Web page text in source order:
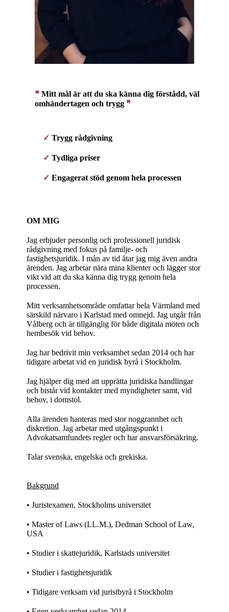
OM MIG
Jag erbjuder personlig och professionell juridisk
rådgivning med fokus på familje- och
fastighetsjuridik. I mån av tid åtar jag mig även andra
ärenden. Jag arbetar nära mina klienter och lägger stor
vikt vid att du ska känna dig trygg genom hela
processen.
Mitt verksamhetsområde omfattar hela Värmland med
särskild närvaro i Karlstad med omnejd. Jag utgår från
Vålberg och är tillgänglig för både digitala möten och
hembesök vid behov.
Jag har bedrivit min verksamhet sedan 2014 och har
tidigare arbetat vid en juridisk byrå i Stockholm.
Jag hjälper dig med att upprätta juridiska handlingar
och bistår vid kontakter med myndigheter samt, vid
behov, i domstol.
Alla ärenden hanteras med stor noggrannhet och
diskretion. Jag arbetar med utgångspunkt i
Advokatsamfundets regler och har ansvarsförsäkring.
Talar svenska, engelska och grekiska.
Bakgrund
• Juristexamen, Stockholms universitet
• Master of Laws (LL.M.), Dedman School of Law,
USA
• Studier i skattejuridik, Karlstads universitet
• Studier i fastighetsjuridik
• Tidigare verksam vid juristbyrå i Stockholm
❝ Mitt mål är att du ska känna dig förstådd, väl
omhändertagen och trygg ❞
✓ Trygg rådgivning
✓ Tydliga priser
✓ Engagerat stöd genom hela processen